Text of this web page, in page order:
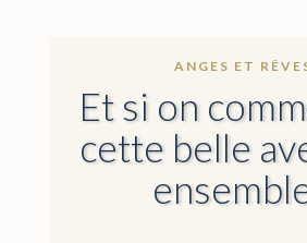
ANGES ET
Et si on
cette belle